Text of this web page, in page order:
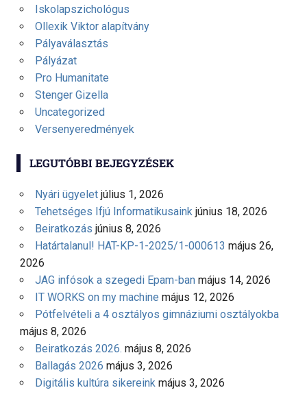
Iskolapszichológus
Ollexik Viktor alapítvány
Pályaválasztás
Pályázat
Pro Humanitate
Stenger Gizella
Uncategorized
Versenyeredmények
LEGUTÓBBI BEJEGYZÉSEK
Nyári ügyelet július 1, 2026
Tehetséges Ifjú Informatikusaink június 18, 2026
Beiratkozás június 8, 2026
Határtalanul! HAT-KP-1-2025/1-000613 május 26,
2026
JAG infósok a szegedi Epam-ban május 14, 2026
IT WORKS on my machine május 12, 2026
Pótfelvételi a 4 osztályos gimnáziumi osztályokba
május 8, 2026
Beiratkozás 2026. május 8, 2026
Ballagás 2026 május 3, 2026
Digitális kultúra sikereink május 3, 2026